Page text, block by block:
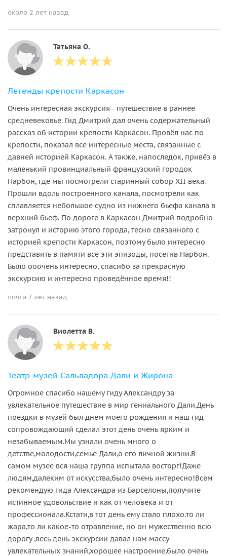
около 2 лет назад
Татьяна О.
Легенды крепости Каркасон
Очень интересная экскурсия - путешествие в раннее
средневековье. Гид Дмитрий дал очень содержательный
рассказ об истории крепости Каркасон. Провёл нас по
крепости, показал все интересные места, связанные с
давней историей Каркасон. А также, напоследок, привёз в
маленький провинциальный французский городок
Нарбон, где мы посмотрели старинный собор XII века.
Прошли вдоль построенного канала, посмотрели как
сплавляется небольшое судно из нижнего бьефа канала в
верхний бьеф. По дороге в Каркасон Дмитрий подробно
затронул и историю этого города, тесно связанного с
историей крепости Каркасон, поэтому было интересно
представить в памяти все эти эпизоды, посетив Нарбон.
Было ооочень интересно, cпасибо за прекрасную
экскурсию и интересно проведённое время!!
почти 7 лет назад
Виолетта В.
Театр-музей Сальвадора Дали и Жирона
Огромное спасибо нашему гиду Александру за
увлекательное путешествие в мир гениального Дали.День
поездки в музей был днем моего рождения и наш гид-
сопровождающий сделал этот день очень ярким и
незабываемым.Мы узнали очень много о
детстве,молодости,семье Дали,о его личной жизни.В
самом музее вся наша группа испытала восторг!Даже
людям,далеким от искусства,было очень интересно!Всем
рекомендую гида Александра из Барселоны,получите
истинное удовольствие и как от человека и от
профессионала.Кстати,в тот день ему стало плохо.то ли
жара,то ли какое-то отравление, но он мужественно всю
дорогу ,весь день экскурсии давал нам массу
увлекательных знаний,хорошее настроение,было очень